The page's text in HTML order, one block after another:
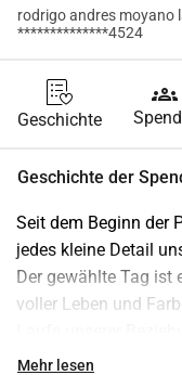
rodrigo andres moyano
**************4524
Geschichte
groups
Geschichte der
Seit dem Beginn der
jedes kleine Detail
Der gewählte Tag ist
voller Leben und
Der Ort, den wir für
Mehr lesen